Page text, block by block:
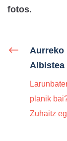
fotos.
Aurreko
Albistea
planik
Zuhaitz